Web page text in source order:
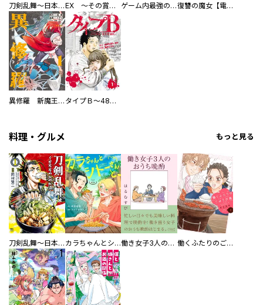
刀剣乱舞～日本号つれづれ酒～ EX ～その賞金稼ぎは、世界の出口を探す～【単行本版】 ゲーム内最強の『裏ボス』に転生したので、主人公の代わりに最速クリアを目指します！【電子単行本版】 復讐の魔女【電子単行本版】
異修羅 新魔王戦争 タイプＢ～48時間後、致死率100％～【単話】
料理・グルメ もっと見る
刀剣乱舞～日本号つれづれ酒～ カラちゃんとシトーさんと、 【分冊版】 働き女子3人のおうち晩酌 働くふたりのごほうび飯